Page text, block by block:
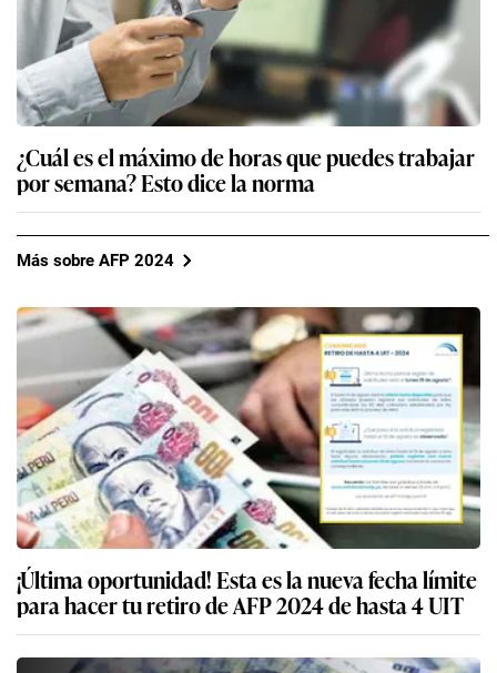
¿Cuál es el máximo de horas que puedes trabajar
por semana? Esto dice la norma
Más sobre AFP 2024
¡Última oportunidad! Esta es la nueva fecha límite
para hacer tu retiro de AFP 2024 de hasta 4 UIT